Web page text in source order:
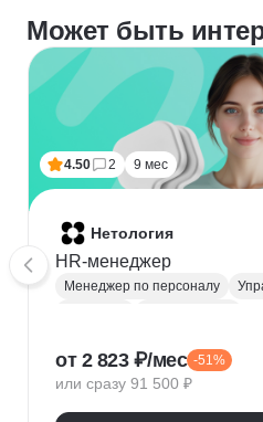
Может быть
4.50 2 9 мес
Нетология
HR-менеджер
Менеджер по персоналу
Обучение и развитие персонала
Кадровое делопроизводство
от 2 823 ₽/мес -51%
или сразу 91 500 ₽